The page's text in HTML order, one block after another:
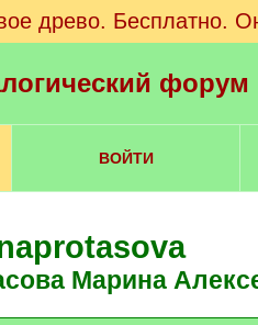
древо. Бесплатно.
ВОЙТИ
Марина